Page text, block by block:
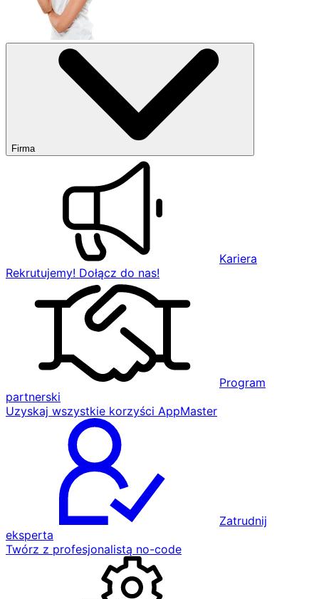
Firma
Kariera
Rekrutujemy! Dołącz do nas!
Program
partnerski
Uzyskaj wszystkie korzyści AppMaster
Zatrudnij
eksperta
Twórz z profesjonalistą no-code